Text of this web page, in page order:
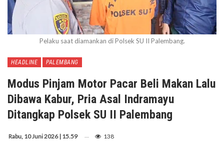
Pelaku saat diamankan di Polsek SU II Palembang.
HEADLINE PALEMBANG
Modus Pinjam Motor Pacar Beli Makan Lalu
Dibawa Kabur, Pria Asal Indramayu
Ditangkap Polsek SU II Palembang
Rabu, 10 Juni 2026 | 15.59 138